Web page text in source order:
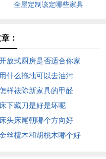
全屋定制该定哪些家具
：
放式厨房是否适合你家
用什么拖地可以去油污
样祛除新家具的甲醛
床下藏刀是好是坏呢
床头床尾朝哪个方向好
丝檀木和胡桃木哪个好